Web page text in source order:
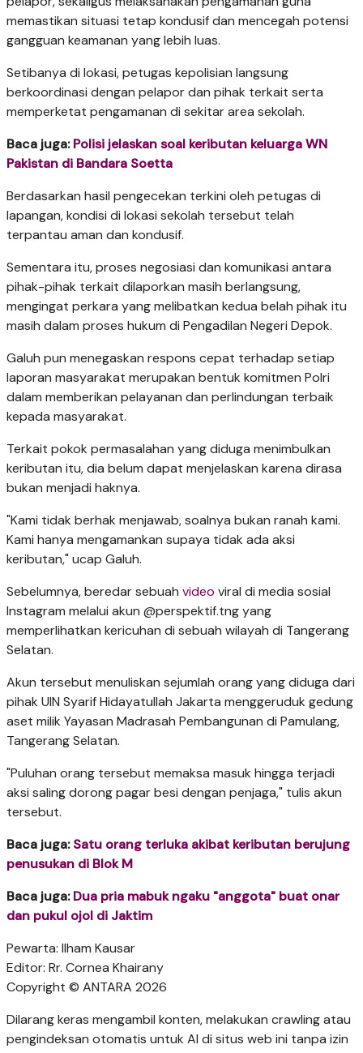
memastikan situasi tetap kondusif dan mencegah potensi
gangguan keamanan yang lebih luas.
​Setibanya di lokasi, petugas kepolisian langsung
berkoordinasi dengan pelapor dan pihak terkait serta
memperketat pengamanan di sekitar area sekolah.
Baca juga:Polisi jelaskan soal keributan keluarga WN
Pakistan di Bandara Soetta
​Berdasarkan hasil pengecekan terkini oleh petugas di
lapangan, kondisi di lokasi sekolah tersebut telah
terpantau aman dan kondusif.
​Sementara itu, proses negosiasi dan komunikasi antara
pihak-pihak terkait dilaporkan masih berlangsung,
mengingat perkara yang melibatkan kedua belah pihak itu
masih dalam proses hukum di Pengadilan Negeri Depok.
​Galuh pun menegaskan respons cepat terhadap setiap
laporan masyarakat merupakan bentuk komitmen Polri
dalam memberikan pelayanan dan perlindungan terbaik
kepada masyarakat.
Terkait pokok permasalahan yang diduga menimbulkan
keributan itu, dia belum dapat menjelaskan karena dirasa
bukan menjadi haknya.
"Kami tidak berhak menjawab, soalnya bukan ranah kami.
Kami hanya mengamankan supaya tidak ada aksi
keributan," ucap Galuh.
Sebelumnya, beredar sebuah video viral di media sosial
Instagram melalui akun @perspektif.tng yang
memperlihatkan kericuhan di sebuah wilayah di Tangerang
Selatan.
Akun tersebut menuliskan sejumlah orang yang diduga dari
pihak UIN Syarif Hidayatullah Jakarta menggeruduk gedung
aset milik Yayasan Madrasah Pembangunan di Pamulang,
Tangerang Selatan.
"Puluhan orang tersebut memaksa masuk hingga terjadi
aksi saling dorong pagar besi dengan penjaga," tulis akun
tersebut.
Baca juga:Satu orang terluka akibat keributan berujung
penusukan di Blok M
Baca juga:Dua pria mabuk ngaku "anggota" buat onar
dan pukul ojol di Jaktim
Pewarta: Ilham Kausar
Editor: Rr. Cornea Khairany
Copyright © ANTARA 2026
Dilarang keras mengambil konten, melakukan crawling atau
pengindeksan otomatis untuk AI di situs web ini tanpa izin